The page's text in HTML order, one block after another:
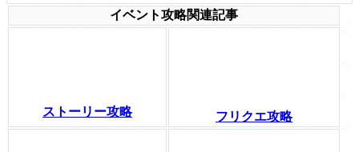
イベント攻略関連記事
ストーリー攻略 フリクエ攻略